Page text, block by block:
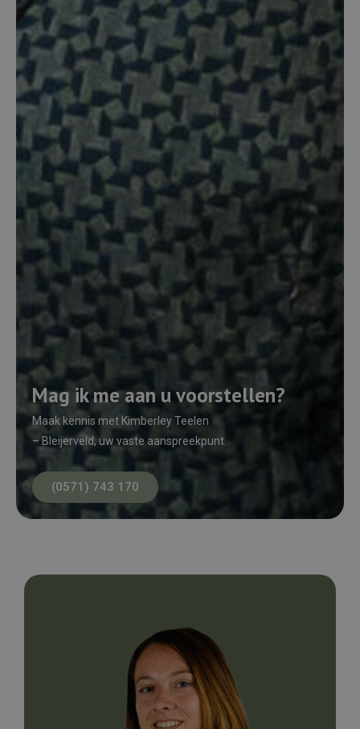
Mag ik me aan u voorstellen?
Maak kennis met Kimberley Teelen
– Bleijerveld, uw vaste aanspreekpunt.
(0571) 743 170